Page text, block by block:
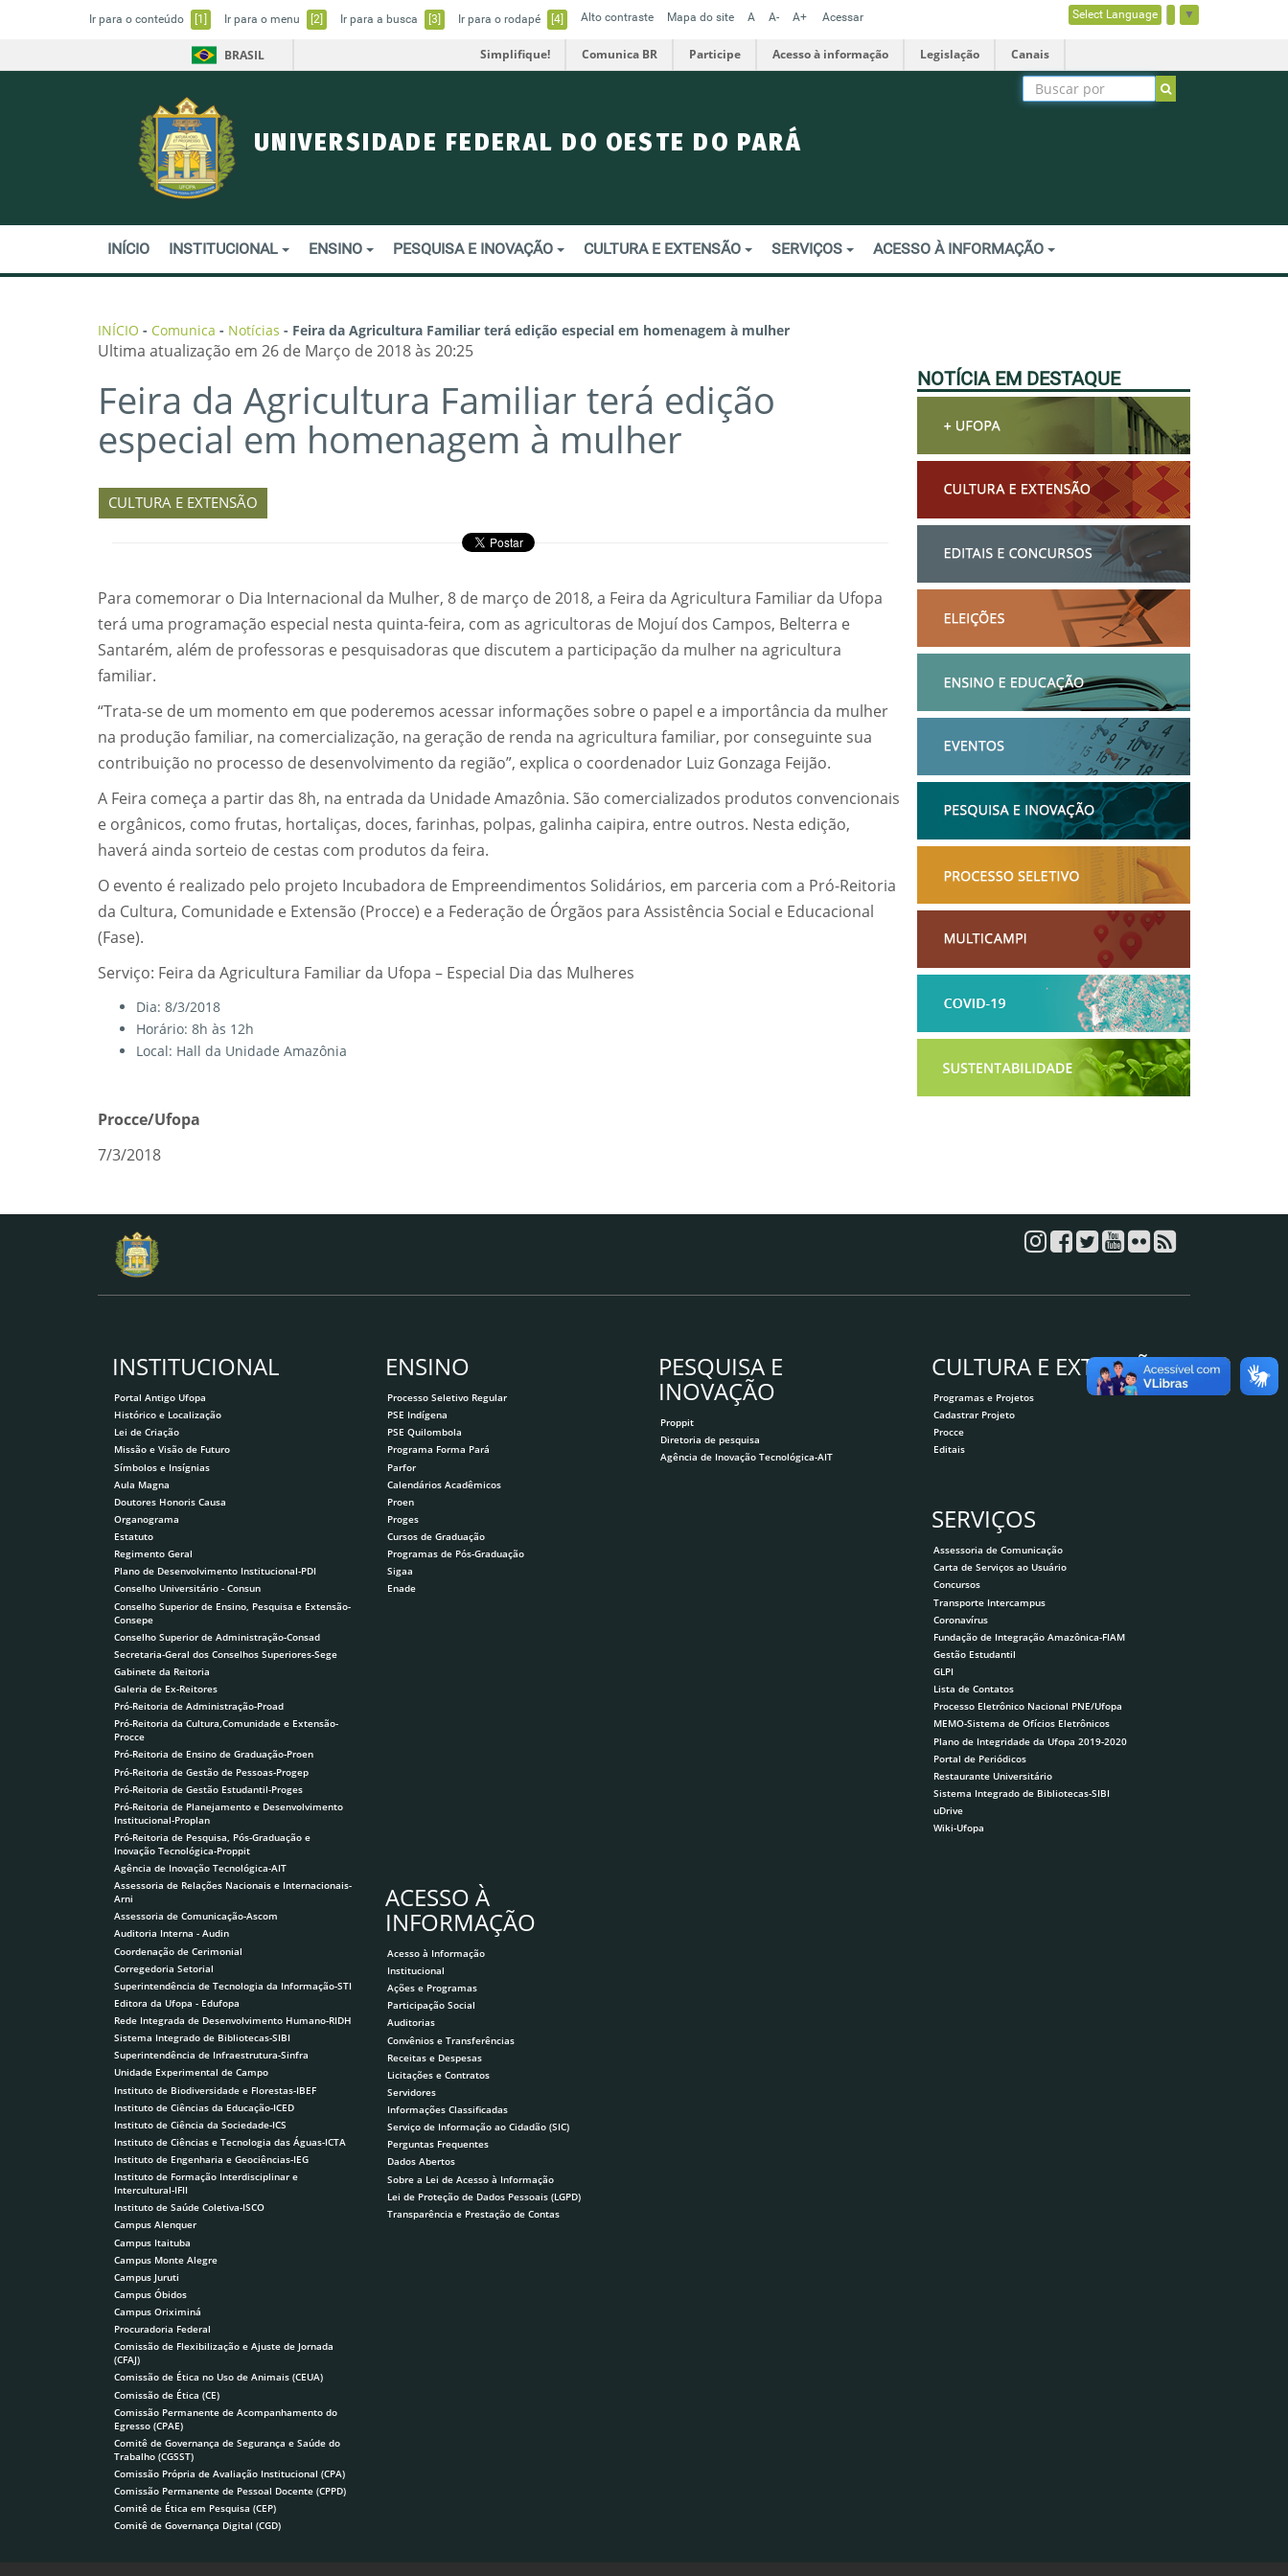
Ir para o conteúdo [1] Ir para o menu [2] Ir para a busca [3] Ir para o rodapé [4] Alto contraste Mapa do site A A- A+ Acessar Select Language ▼
BRASIL Simplifique! Comunica BR Participe Acesso à informação Legislação Canais
UNIVERSIDADE FEDERAL DO OESTE DO PARÁ
INÍCIO INSTITUCIONAL ENSINO PESQUISA E INOVAÇÃO CULTURA E EXTENSÃO SERVIÇOS ACESSO À INFORMAÇÃO
INÍCIO - Comunica - Notícias - Feira da Agricultura Familiar terá edição especial em homenagem à mulher
Ultima atualização em 26 de Março de 2018 às 20:25
Feira da Agricultura Familiar terá edição
especial em homenagem à mulher
CULTURA E EXTENSÃO
Para comemorar o Dia Internacional da Mulher, 8 de março de 2018, a Feira da Agricultura Familiar da Ufopa
terá uma programação especial nesta quinta-feira, com as agricultoras de Mojuí dos Campos, Belterra e
Santarém, além de professoras e pesquisadoras que discutem a participação da mulher na agricultura
familiar.
“Trata-se de um momento em que poderemos acessar informações sobre o papel e a importância da mulher
na produção familiar, na comercialização, na geração de renda na agricultura familiar, por conseguinte sua
contribuição no processo de desenvolvimento da região”, explica o coordenador Luiz Gonzaga Feijão.
A Feira começa a partir das 8h, na entrada da Unidade Amazônia. São comercializados produtos convencionais
e orgânicos, como frutas, hortaliças, doces, farinhas, polpas, galinha caipira, entre outros. Nesta edição,
haverá ainda sorteio de cestas com produtos da feira.
O evento é realizado pelo projeto Incubadora de Empreendimentos Solidários, em parceria com a Pró-Reitoria
da Cultura, Comunidade e Extensão (Procce) e a Federação de Órgãos para Assistência Social e Educacional
(Fase).
Serviço: Feira da Agricultura Familiar da Ufopa – Especial Dia das Mulheres
Dia: 8/3/2018
Horário: 8h às 12h
Local: Hall da Unidade Amazônia
Procce/Ufopa
7/3/2018
NOTÍCIA EM DESTAQUE
INSTITUCIONAL
Portal Antigo Ufopa
Histórico e Localização
Lei de Criação
Missão e Visão de Futuro
Símbolos e Insígnias
Aula Magna
Doutores Honoris Causa
Organograma
Estatuto
Regimento Geral
Plano de Desenvolvimento Institucional-PDI
Conselho Universitário - Consun
Conselho Superior de Ensino, Pesquisa e Extensão-
Consepe
Conselho Superior de Administração-Consad
Secretaria-Geral dos Conselhos Superiores-Sege
Gabinete da Reitoria
Galeria de Ex-Reitores
Pró-Reitoria de Administração-Proad
Pró-Reitoria da Cultura,Comunidade e Extensão-
Procce
Pró-Reitoria de Ensino de Graduação-Proen
Pró-Reitoria de Gestão de Pessoas-Progep
Pró-Reitoria de Gestão Estudantil-Proges
Pró-Reitoria de Planejamento e Desenvolvimento
Institucional-Proplan
Pró-Reitoria de Pesquisa, Pós-Graduação e
Inovação Tecnológica-Proppit
Agência de Inovação Tecnológica-AIT
Assessoria de Relações Nacionais e Internacionais-
Arni
Assessoria de Comunicação-Ascom
Auditoria Interna - Audin
Coordenação de Cerimonial
Corregedoria Setorial
Superintendência de Tecnologia da Informação-STI
Editora da Ufopa - Edufopa
Rede Integrada de Desenvolvimento Humano-RIDH
Sistema Integrado de Bibliotecas-SIBI
Superintendência de Infraestrutura-Sinfra
Unidade Experimental de Campo
Instituto de Biodiversidade e Florestas-IBEF
Instituto de Ciências da Educação-ICED
Instituto de Ciência da Sociedade-ICS
Instituto de Ciências e Tecnologia das Águas-ICTA
Instituto de Engenharia e Geociências-IEG
Instituto de Formação Interdisciplinar e
Intercultural-IFII
Instituto de Saúde Coletiva-ISCO
Campus Alenquer
Campus Itaituba
Campus Monte Alegre
Campus Juruti
Campus Óbidos
Campus Oriximiná
Procuradoria Federal
Comissão de Flexibilização e Ajuste de Jornada
(CFAJ)
Comissão de Ética no Uso de Animais (CEUA)
Comissão de Ética (CE)
Comissão Permanente de Acompanhamento do
Egresso (CPAE)
Comitê de Governança de Segurança e Saúde do
Trabalho (CGSST)
Comissão Própria de Avaliação Institucional (CPA)
Comissão Permanente de Pessoal Docente (CPPD)
Comitê de Ética em Pesquisa (CEP)
Comitê de Governança Digital (CGD)
ENSINO
Processo Seletivo Regular
PSE Indígena
PSE Quilombola
Programa Forma Pará
Parfor
Calendários Acadêmicos
Proen
Proges
Cursos de Graduação
Programas de Pós-Graduação
Sigaa
Enade
PESQUISA E
INOVAÇÃO
Proppit
Diretoria de pesquisa
Agência de Inovação Tecnológica-AIT
CULTURA E EXTENSÃO
Programas e Projetos
Cadastrar Projeto
Procce
Editais
SERVIÇOS
Assessoria de Comunicação
Carta de Serviços ao Usuário
Concursos
Transporte Intercampus
Coronavírus
Fundação de Integração Amazônica-FIAM
Gestão Estudantil
GLPI
Lista de Contatos
Processo Eletrônico Nacional PNE/Ufopa
MEMO-Sistema de Ofícios Eletrônicos
Plano de Integridade da Ufopa 2019-2020
Portal de Periódicos
Restaurante Universitário
Sistema Integrado de Bibliotecas-SIBI
uDrive
Wiki-Ufopa
ACESSO À
INFORMAÇÃO
Acesso à Informação
Institucional
Ações e Programas
Participação Social
Auditorias
Convênios e Transferências
Receitas e Despesas
Licitações e Contratos
Servidores
Informações Classificadas
Serviço de Informação ao Cidadão (SIC)
Perguntas Frequentes
Dados Abertos
Sobre a Lei de Acesso à Informação
Lei de Proteção de Dados Pessoais (LGPD)
Transparência e Prestação de Contas